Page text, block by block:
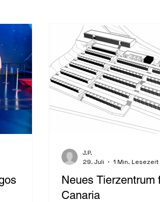
Veranstaltungen & Events
Service & Informationen Gesundheit &
Neues Tierzentrum
Canaria
J.P.
29. Juli
1 Min. Lesezeit